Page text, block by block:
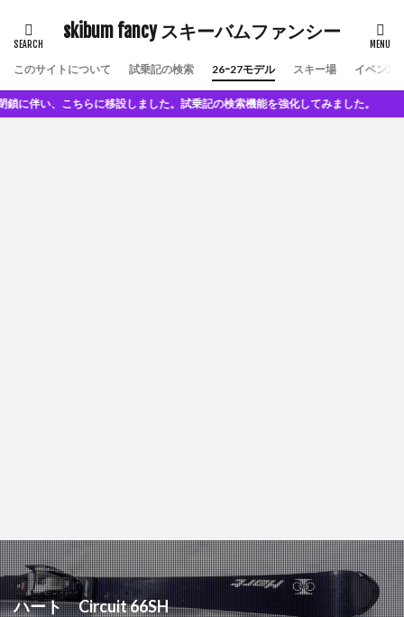
skibum fancy スキーバムファンシー
このサイトについて 試乗記の検索 26ｰ27モデル スキー場 イベント
ちらに移設しました。試乗記の検索機能を強化してみました。
ハート Circuit 66SH